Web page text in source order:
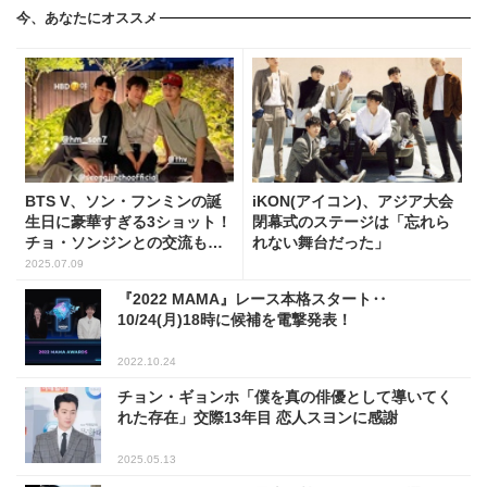
今、あなたにオススメ
BTS V、ソン・フンミンの誕
生日に豪華すぎる3ショット！
チョ・ソンジンとの交流も話
題
2025.07.09
iKON(アイコン)、アジア大会
閉幕式のステージは「忘れら
れない舞台だった」
『2022 MAMA』レース本格スタート‥
10/24(月)18時に候補を電撃発表！
2022.10.24
チョン・ギョンホ「僕を真の俳優として導いてく
れた存在」交際13年目 恋人スヨンに感謝
2025.05.13